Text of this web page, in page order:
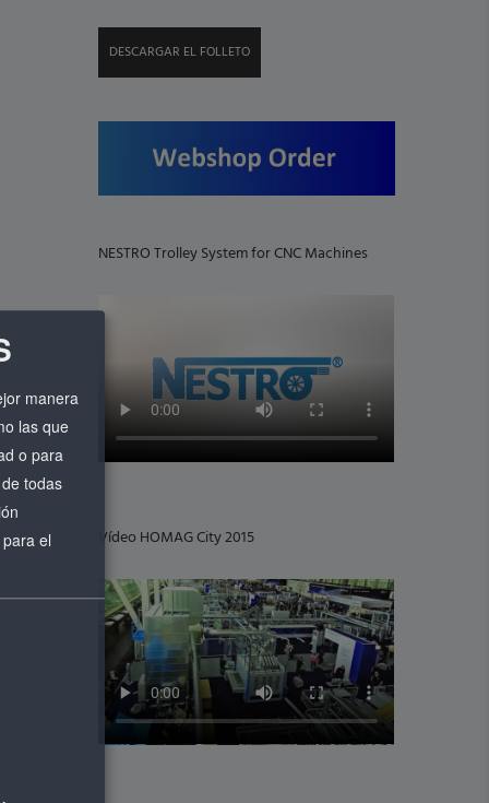
DESCARGAR EL FOLLETO
NESTRO Trolley System for CNC Machines
Vídeo HOMAG City 2015
manera
las que
o para
todas
el